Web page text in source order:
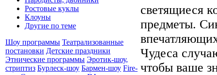
Ростовые куклы
Клоуны
Другие по теме
Шоу программы Театрализованные
постановки Детские праздники
Этнические программы Эротик-шоу,
стриптиз Бурлеск-шоу Бармен-шоу Fire-
светящиеся
предметы.
Чудеса
чтобы ваше